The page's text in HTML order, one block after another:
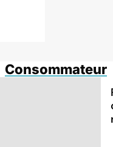
Consommateur